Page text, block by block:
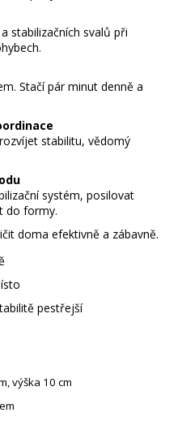
stabilizačních svalů při
Stačí pár minut denně a
stabilitu, vědomý
systém, posilovat
do formy.
doma efektivně a zábavně.
pestřejší
výška 10 cm